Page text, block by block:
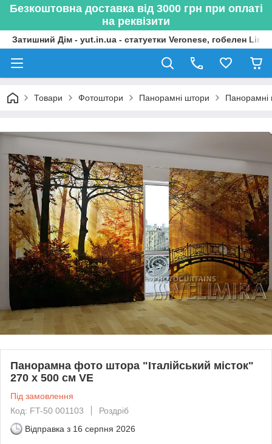
Безкоштовна доставка від 3000 грн при оплаті
на реквізити
Затишний Дім - yut.in.ua - статуетки Veronese, гобелен
Товари Фотоштори Панорамні штори
Панорамна фото штора "Італійський місток"
270 х 500 см VE
Під замовлення
Код: FT-50 001103
Роздріб
Відправка з 16 серпня 2026